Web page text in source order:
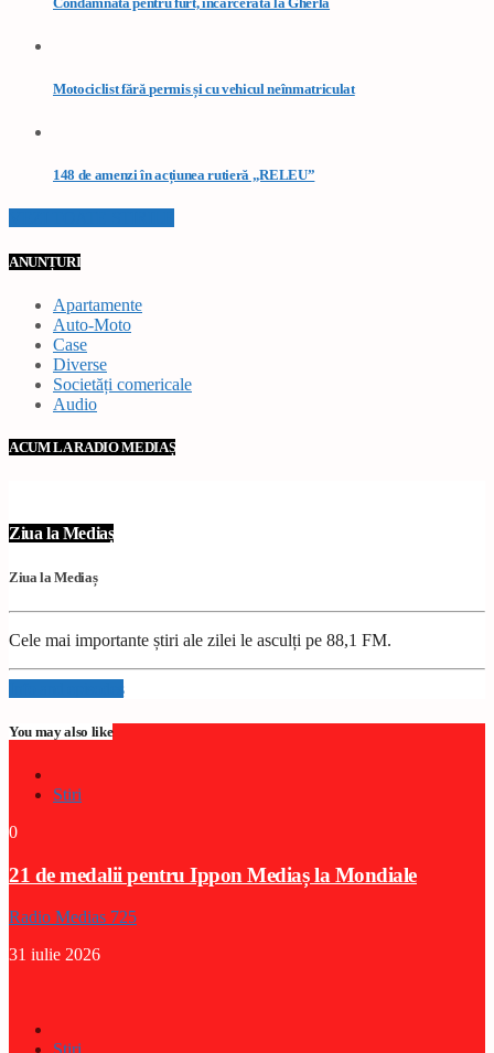
Motociclist fără permis și cu vehicul neînmatriculat
148 de amenzi în acțiunea rutieră „RELEU”
ANUNȚURI
Apartamente
Auto-Moto
Case
Diverse
Societăți comericale
Audio
ACUM LA RADIO MEDIAȘ
Ziua la Mediaș
Ziua la Mediaș
Cele mai importante știri ale zilei le asculți pe 88,1 FM.
Info and episodes
You may also like
Stiri
0
21 de medalii pentru Ippon Mediaș la Mondiale
Radio Medias 725
31 iulie 2026